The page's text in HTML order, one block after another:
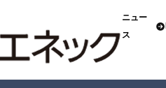
ニュー
ス